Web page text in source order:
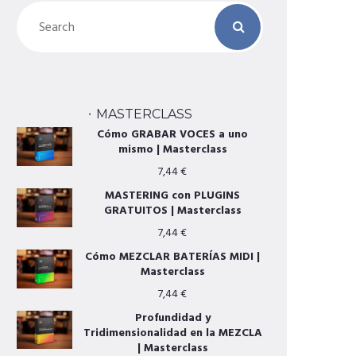
MASTERCLASS
Cómo GRABAR VOCES a uno
mismo | Masterclass
7,44€
MASTERING con PLUGINS
GRATUITOS | Masterclass
7,44€
Cómo MEZCLAR BATERÍAS MIDI |
Masterclass
7,44€
Profundidad y
Tridimensionalidad en la MEZCLA
| Masterclass